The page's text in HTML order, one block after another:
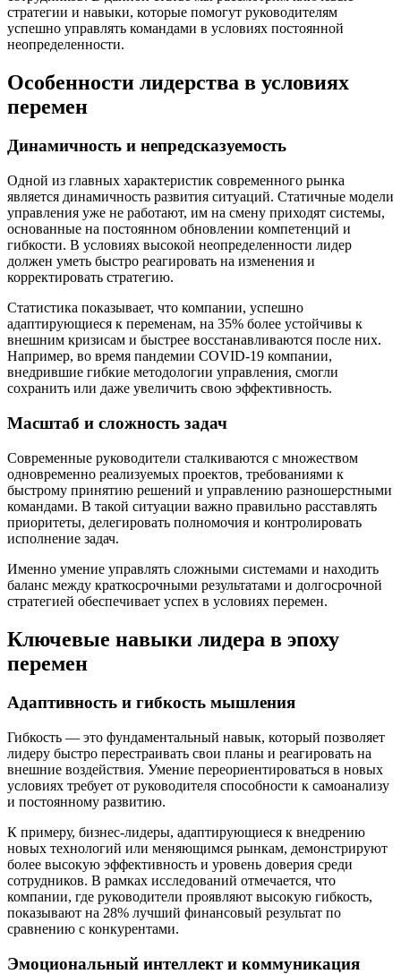
стратегии и навыки, которые помогут руководителям
успешно управлять командами в условиях постоянной
неопределенности.
Особенности лидерства в условиях
перемен
Динамичность и непредсказуемость
Одной из главных характеристик современного рынка
является динамичность развития ситуаций. Статичные модели
управления уже не работают, им на смену приходят системы,
основанные на постоянном обновлении компетенций и
гибкости. В условиях высокой неопределенности лидер
должен уметь быстро реагировать на изменения и
корректировать стратегию.
Статистика показывает, что компании, успешно
адаптирующиеся к переменам, на 35% более устойчивы к
внешним кризисам и быстрее восстанавливаются после них.
Например, во время пандемии COVID-19 компании,
внедрившие гибкие методологии управления, смогли
сохранить или даже увеличить свою эффективность.
Масштаб и сложность задач
Современные руководители сталкиваются с множеством
одновременно реализуемых проектов, требованиями к
быстрому принятию решений и управлению разношерстными
командами. В такой ситуации важно правильно расставлять
приоритеты, делегировать полномочия и контролировать
исполнение задач.
Именно умение управлять сложными системами и находить
баланс между краткосрочными результатами и долгосрочной
стратегией обеспечивает успех в условиях перемен.
Ключевые навыки лидера в эпоху
перемен
Адаптивность и гибкость мышления
Гибкость — это фундаментальный навык, который позволяет
лидеру быстро перестраивать свои планы и реагировать на
внешние воздействия. Умение переориентироваться в новых
условиях требует от руководителя способности к самоанализу
и постоянному развитию.
К примеру, бизнес-лидеры, адаптирующиеся к внедрению
новых технологий или меняющимся рынкам, демонстрируют
более высокую эффективность и уровень доверия среди
сотрудников. В рамках исследований отмечается, что
компании, где руководители проявляют высокую гибкость,
показывают на 28% лучший финансовый результат по
сравнению с конкурентами.
Эмоциональный интеллект и коммуникация